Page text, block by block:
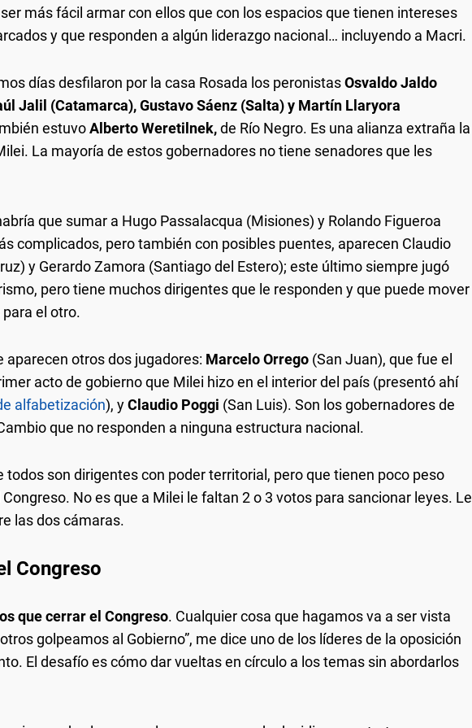
más fácil armar con ellos que con los espacios que tienen intereses
y que responden a algún liderazgo nacional… incluyendo a Macri.
días desfilaron por la casa Rosada los peronistasOsvaldo Jaldo
Jalil (Catamarca), Gustavo Sáenz (Salta) y Martín Llaryora
estuvoAlberto Weretilnek,de Río Negro. Es una alianza extraña la
La mayoría de estos gobernadores no tiene senadores que les
que sumar a Hugo Passalacqua (Misiones) y Rolando Figueroa
complicados, pero también con posibles puentes, aparecen Claudio
y Gerardo Zamora (Santiago del Estero); este último siempre jugó
pero tiene muchos dirigentes que le responden y que puede mover
el otro.
aparecen otros dos jugadores: Marcelo Orrego (San Juan), que fue el
acto de gobierno que Milei hizo en el interior del país (presentó ahí
alfabetización), yClaudio Poggi (San Luis). Son los gobernadores de
que no responden a ninguna estructura nacional.
todos son dirigentes con poder territorial, pero que tienen poco peso
No es que a Milei le faltan 2 o 3 votos para sancionar leyes. Le
las dos cámaras.
Congreso
que cerrar el Congreso. Cualquier cosa que hagamos va a ser vista
golpeamos al Gobierno”, me dice uno de los líderes de la oposición
El desafío es cómo dar vueltas en círculo a los temas sin abordarlos